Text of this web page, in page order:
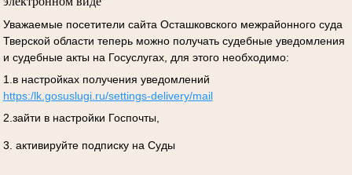
Уважаемые посетители сайта Осташковского межрайонного суда
Тверской области теперь можно получать судебные уведомления
и судебные акты на Госуслугах, для этого необходимо:
1.в настройках получения уведомлений
https:/lk.gosuslugi.ru/settings-delivery/mail
2.зайти в настройки Госпочты,
3. активируйте подписку на Суды